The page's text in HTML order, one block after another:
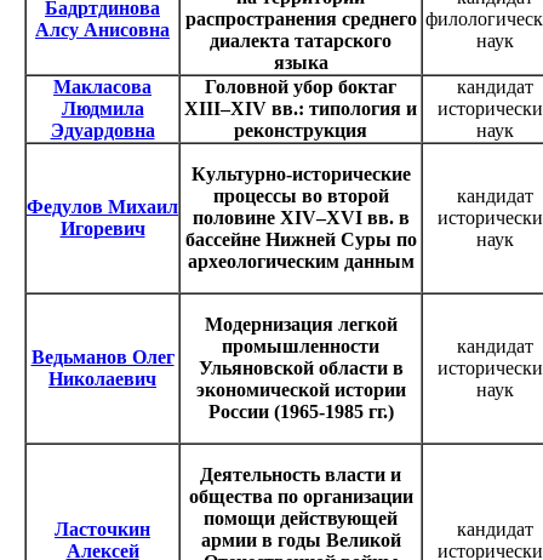
Бадртдинова
Алсу Анисовна
распространения среднего
диалекта татарского
языка
наук
Макласова
Людмила
Эдуардовна
Головной убор боктаг
XIII–XIV вв.: типология и
реконструкция
кандидат
наук
Федулов Михаил
Игоревич
Культурно-исторические
процессы во второй
половине XIV–XVI вв. в
бассейне Нижней Суры по
археологическим данным
кандидат
наук
Ведьманов Олег
Николаевич
Модернизация легкой
промышленности
Ульяновской области в
экономической истории
России (1965-1985 гг.)
кандидат
наук
Ласточкин
Алексей
Деятельность власти и
общества по организации
помощи действующей
армии в годы Великой
кандидат